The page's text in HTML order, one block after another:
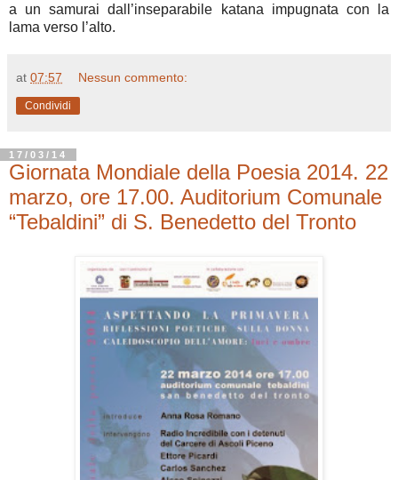
a un samurai dall’inseparabile katana impugnata con la
lama verso l’alto.
at 07:57 Nessun commento:
Condividi
17/03/14
Giornata Mondiale della Poesia 2014. 22
marzo, ore 17.00. Auditorium Comunale
“Tebaldini” di S. Benedetto del Tronto